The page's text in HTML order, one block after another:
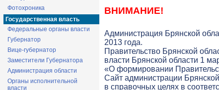
Фотохроника
Государственная власть
Федеральные органы власти
Губернатор
Вице-губернатор
Заместители Губернатора
Администрация области
Органы исполнительной
власти
ВНИМАНИЕ!
Администрация Брянской
2013 года.
Правительство Брянской
власти Брянской области 1
«О формировании
Cайт администрации
в справочных целях в